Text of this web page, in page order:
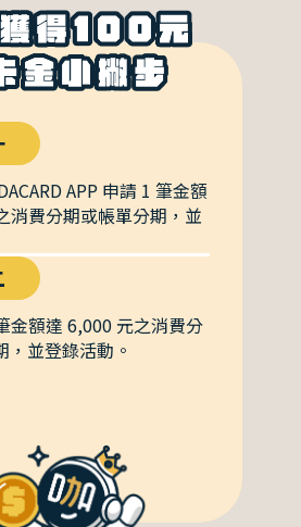
APP 申請 1 筆金額
消費分期或帳單分期，並
金額達 6,000 元之消費分
，並登錄活動。